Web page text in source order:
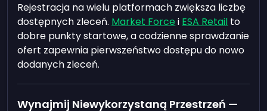
Rejestracja na wielu platformach zwiększa liczbę
dostępnych zleceń. Market Force i ESA Retail to
dobre punkty startowe, a codzienne sprawdzanie
ofert zapewnia pierwszeństwo dostępu do nowo
dodanych zleceń.
Wynajmij Niewykorzystaną Przestrzeń —